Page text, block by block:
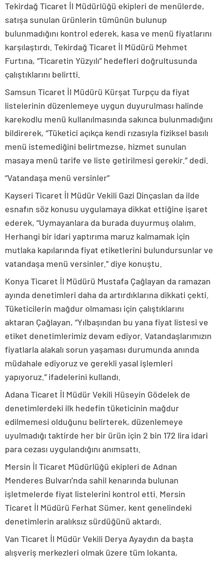
Tekirdağ Ticaret İl Müdürlüğü ekipleri de menülerde,
satışa sunulan ürünlerin tümünün bulunup
bulunmadığını kontrol ederek, kasa ve menü fiyatlarını
karşılaştırdı. Tekirdağ Ticaret İl Müdürü Mehmet
Furtına, “Ticaretin Yüzyılı” hedefleri doğrultusunda
çalıştıklarını belirtti.
Samsun Ticaret İl Müdürü Kürşat Turpçu da fiyat
listelerinin düzenlemeye uygun duyurulması halinde
karekodlu menü kullanılmasında sakınca bulunmadığını
bildirerek, “Tüketici açıkça kendi rızasıyla fiziksel basılı
menü istemediğini belirtmezse, hizmet sunulan
masaya menü tarife ve liste getirilmesi gerekir.” dedi.
“Vatandaşa menü versinler”
Kayseri Ticaret İl Müdür Vekili Gazi Dinçaslan da ilde
esnafın söz konusu uygulamaya dikkat ettiğine işaret
ederek, “Uymayanlara da burada duyurmuş olalım.
Herhangi bir idari yaptırıma maruz kalmamak için
mutlaka kapılarında fiyat etiketlerini bulundursunlar ve
vatandaşa menü versinler.” diye konuştu.
Konya Ticaret İl Müdürü Mustafa Çağlayan da ramazan
ayında denetimleri daha da artırdıklarına dikkati çekti.
Tüketicilerin mağdur olmaması için çalıştıklarını
aktaran Çağlayan, “Yılbaşından bu yana fiyat listesi ve
etiket denetimlerimiz devam ediyor. Vatandaşlarımızın
fiyatlarla alakalı sorun yaşaması durumunda anında
müdahale ediyoruz ve gerekli yasal işlemleri
yapıyoruz.” ifadelerini kullandı.
Adana Ticaret İl Müdür Vekili Hüseyin Gödelek de
denetimlerdeki ilk hedefin tüketicinin mağdur
edilmemesi olduğunu belirterek, düzenlemeye
uyulmadığı taktirde her bir ürün için 2 bin 172 lira idari
para cezası uygulandığını anımsattı.
Mersin İl Ticaret Müdürlüğü ekipleri de Adnan
Menderes Bulvarı’nda sahil kenarında bulunan
işletmelerde fiyat listelerini kontrol etti. Mersin
Ticaret İl Müdürü Ferhat Sümer, kent genelindeki
denetimlerin aralıksız sürdüğünü aktardı.
Van Ticaret İl Müdür Vekili Derya Ayaydın da başta
alışveriş merkezleri olmak üzere tüm lokanta,